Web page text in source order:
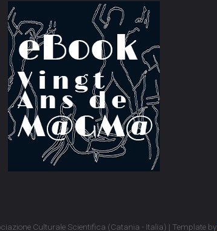
Culturale Scientifica (Catania - Italia) | Template by